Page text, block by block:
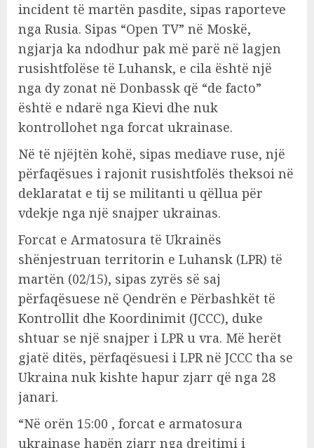
incident të martën pasdite, sipas raporteve
nga Rusia. Sipas “Open TV” në Moskë,
ngjarja ka ndodhur pak më parë në lagjen
rusishtfolëse të Luhansk, e cila është një
nga dy zonat në Donbassk që “de facto”
është e ndarë nga Kievi dhe nuk
kontrollohet nga forcat ukrainase.
Në të njëjtën kohë, sipas mediave ruse, një
përfaqësues i rajonit rusishtfolës theksoi në
deklaratat e tij se militanti u qëllua për
vdekje nga një snajper ukrainas.
Forcat e Armatosura të Ukrainës
shënjestruan territorin e Luhansk (LPR) të
martën (02/15), sipas zyrës së saj
përfaqësuese në Qendrën e Përbashkët të
Kontrollit dhe Koordinimit (JCCC), duke
shtuar se një snajper i LPR u vra. Më herët
gjatë ditës, përfaqësuesi i LPR në JCCC tha se
Ukraina nuk kishte hapur zjarr që nga 28
janari.
“Në orën 15:00 , forcat e armatosura
ukrainase hapën zjarr nga drejtimi i